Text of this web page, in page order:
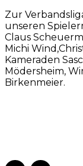
Zur
unseren
Claus
Michi
Kameraden
Mödersheim,
Birkenmeier.